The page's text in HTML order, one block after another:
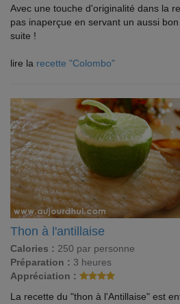
Avec une touche d'originalité dans la
pas inaperçue en servant un aussi
suite !
lire la recette "Colombo"
Thon à l'antillaise
Calories : 250 par personne
Préparation : 3 heures
Appréciation :
La recette du "thon à l'Antillaise" est